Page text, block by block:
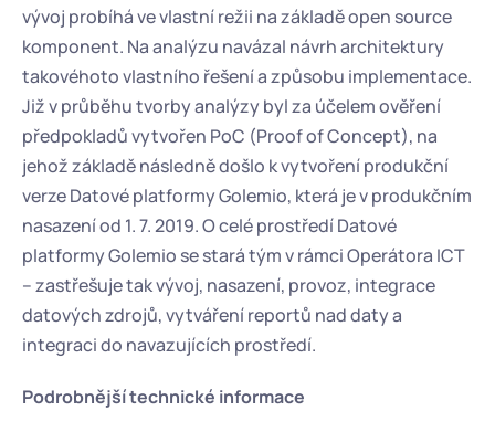
vývoj probíhá ve vlastní režii na základě open source
komponent. Na analýzu navázal návrh architektury
takovéhoto vlastního řešení a způsobu implementace.
Již v průběhu tvorby analýzy byl za účelem ověření
předpokladů vytvořen PoC (Proof of Concept), na
jehož základě následně došlo k vytvoření produkční
verze Datové platformy Golemio, která je v produkčním
nasazení od 1. 7. 2019. O celé prostředí Datové
platformy Golemio se stará tým v rámci Operátora ICT
– zastřešuje tak vývoj, nasazení, provoz, integrace
datových zdrojů, vytváření reportů nad daty a
integraci do navazujících prostředí.
Podrobnější technické informace